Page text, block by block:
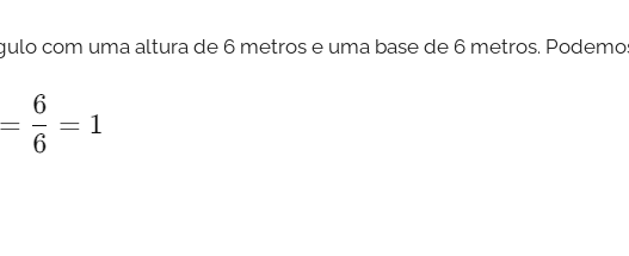
com uma altura de 6 metros e uma base de 6 metros.